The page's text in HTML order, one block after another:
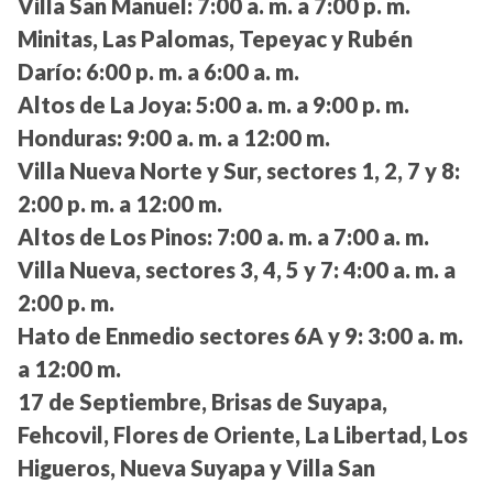
Villa San Manuel: 7:00 a. m. a 7:00 p. m.
Minitas, Las Palomas, Tepeyac y Rubén
Darío: 6:00 p. m. a 6:00 a. m.
Altos de La Joya: 5:00 a. m. a 9:00 p. m.
Honduras: 9:00 a. m. a 12:00 m.
Villa Nueva Norte y Sur, sectores 1, 2, 7 y 8:
2:00 p. m. a 12:00 m.
Altos de Los Pinos: 7:00 a. m. a 7:00 a. m.
Villa Nueva, sectores 3, 4, 5 y 7: 4:00 a. m. a
2:00 p. m.
Hato de Enmedio sectores 6A y 9: 3:00 a. m.
a 12:00 m.
17 de Septiembre, Brisas de Suyapa,
Fehcovil, Flores de Oriente, La Libertad, Los
Higueros, Nueva Suyapa y Villa San